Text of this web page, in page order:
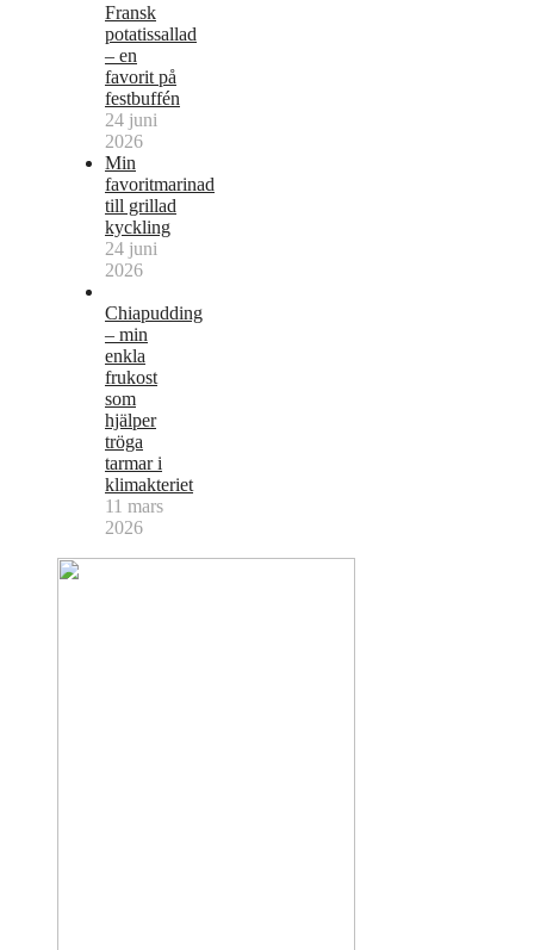
Fransk
potatissallad
– en
favorit på
festbuffén
24 juni
2026
Min
favoritmarinad
till grillad
kyckling
24 juni
2026
Chiapudding
– min
enkla
frukost
som
hjälper
tröga
tarmar i
klimakteriet
11 mars
2026